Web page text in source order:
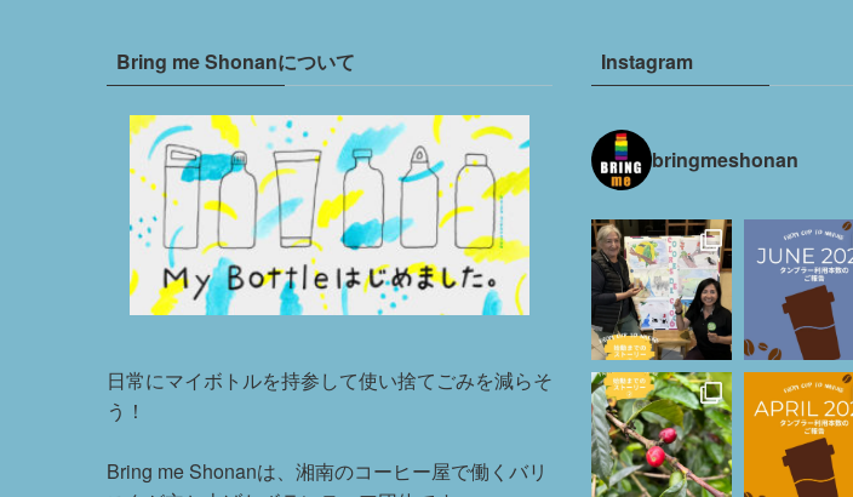
Bring me Shonanについて
日常にマイボトルを持参して使い捨てごみを減らそ
う！
Bring me Shonanは、湘南のコーヒー屋で働くバリ
Instagram
bringmeshonan